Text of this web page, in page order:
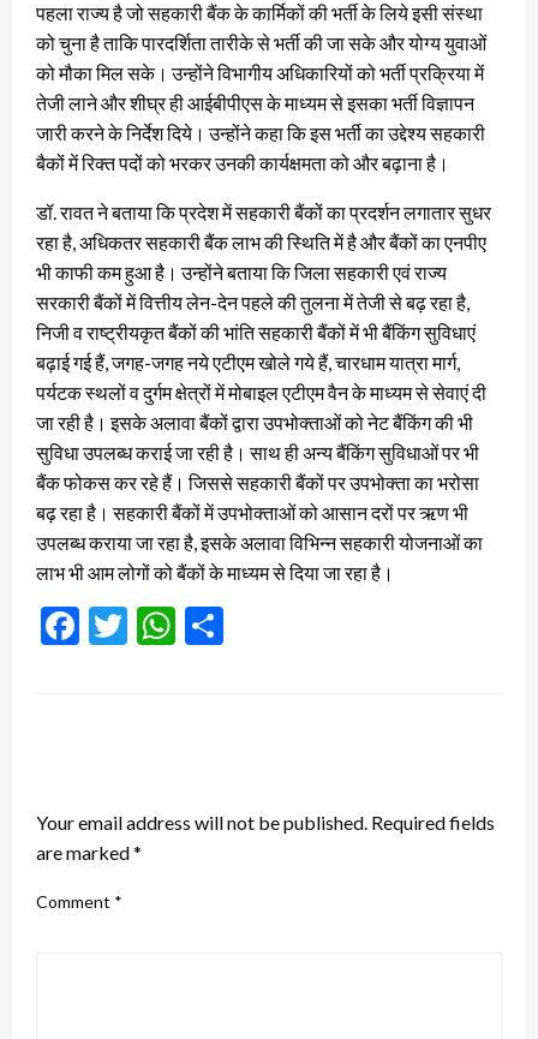
पहला राज्य है जो सहकारी बैंक के कार्मिकों की भर्ती के लिये इसी संस्था
को चुना है ताकि पारदर्शिता तारीके से भर्ती की जा सके और योग्य युवाओं
को मौका मिल सके। उन्होंने विभागीय अधिकारियों को भर्ती प्रक्रिया में
तेजी लाने और शीघ्र ही आईबीपीएस के माध्यम से इसका भर्ती विज्ञापन
जारी करने के निर्देश दिये। उन्होंने कहा कि इस भर्ती का उद्देश्य सहकारी
बैकों में रिक्त पदों को भरकर उनकी कार्यक्षमता को और बढ़ाना है।
डॉ. रावत ने बताया कि प्रदेश में सहकारी बैंकों का प्रदर्शन लगातार सुधर
रहा है, अधिकतर सहकारी बैंक लाभ की स्थिति में है और बैंकों का एनपीए
भी काफी कम हुआ है। उन्होंने बताया कि जिला सहकारी एवं राज्य
सरकारी बैंकों में वित्तीय लेन-देन पहले की तुलना में तेजी से बढ़ रहा है,
निजी व राष्ट्रीयकृत बैंकों की भांति सहकारी बैंकों में भी बैंकिंग सुविधाएं
बढ़ाई गई हैं, जगह-जगह नये एटीएम खोले गये हैं, चारधाम यात्रा मार्ग,
पर्यटक स्थलों व दुर्गम क्षेत्रों में मोबाइल एटीएम वैन के माध्यम से सेवाएं दी
जा रही है। इसके अलावा बैंकों द्वारा उपभोक्ताओं को नेट बैंकिंग की भी
सुविधा उपलब्ध कराई जा रही है। साथ ही अन्य बैंकिंग सुविधाओं पर भी
बैंक फोकस कर रहे हैं। जिससे सहकारी बैंकों पर उपभोक्ता का भरोसा
बढ़ रहा है। सहकारी बैंकों में उपभोक्ताओं को आसान दरों पर ऋण भी
उपलब्ध कराया जा रहा है, इसके अलावा विभिन्न सहकारी योजनाओं का
लाभ भी आम लोगों को बैंकों के माध्यम से दिया जा रहा है।
Facebook
TwitterWhatsApp
Your email address will not be published. Required fields
are marked*
Comment *